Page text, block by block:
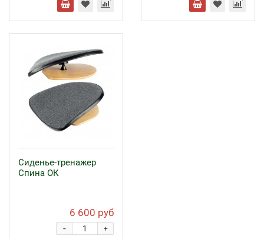
Сиденье-тренажер
Спина ОК
6 600 руб
+
-